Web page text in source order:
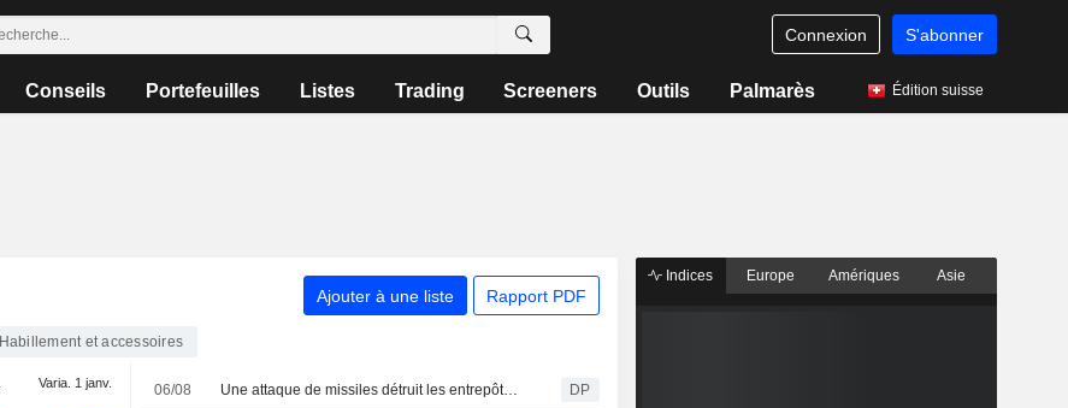
Connexion S'abonner
Conseils Portefeuilles Listes Trading Screeners Outils Palmarès Édition suisse
Ajouter à une liste Rapport PDF
Habillement et accessoires
Varia. 1 janv. 06/08 Une attaque de missiles détruit les entrepôts d'entreprises allemandes à Kiev DP
Indices Europe Amériques Asie